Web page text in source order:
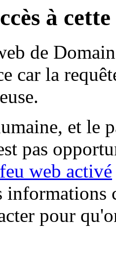
à
de
car la
et le
pas
web activé
informations
pour